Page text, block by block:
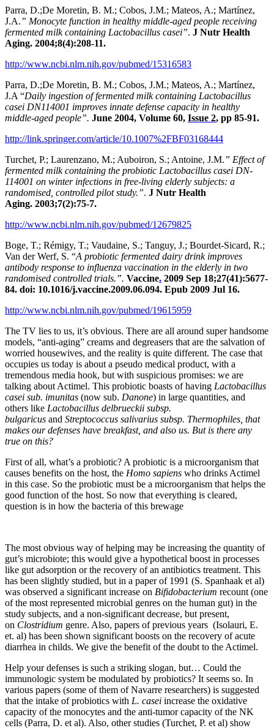
Parra, D.;De Moretin, B. M.; Cobos, J.M.; Mateos, A.; Martínez,
J.A.” Monocyte function in healthy middle-aged people receiving
fermented milk containing Lactobacillus casei”. J Nutr Health
Aging. 2004;8(4):208-11.
http://www.ncbi.nlm.nih.gov/pubmed/15316583
Parra, D.;De Moretin, B. M.; Cobos, J.M.; Mateos, A.; Martínez,
J.A “Daily ingestion of fermented milk containing Lactobacillus
casei DN114001 improves innate defense capacity in healthy
middle-aged people”. June 2004, Volume 60, Issue 2, pp 85-91.
http://link.springer.com/article/10.1007%2FBF03168444
Turchet, P.; Laurenzano, M.; Auboiron, S.; Antoine, J.M.” Effect of
fermented milk containing the probiotic Lactobacillus casei DN-
114001 on winter infections in free-living elderly subjects: a
randomised, controlled pilot study.”. J Nutr Health
Aging. 2003;7(2):75-7.
http://www.ncbi.nlm.nih.gov/pubmed/12679825
Boge, T.; Rémigy, T.; Vaudaine, S.; Tanguy, J.; Bourdet-Sicard, R.;
Van der Werf, S. “A probiotic fermented dairy drink improves
antibody response to influenza vaccination in the elderly in two
randomised controlled trials.”. Vaccine. 2009 Sep 18;27(41):5677-
84. doi: 10.1016/j.vaccine.2009.06.094. Epub 2009 Jul 16.
http://www.ncbi.nlm.nih.gov/pubmed/19615959
The TV lies to us, it’s obvious. There are all around super handsome
models, “anti-aging” creams and degreasers that are the salvation of
worried housewives, and the reality is quite different. The case that
occupies us today is about a pseudo medical product, with a
tremendous media hook, but with suspicious promises: we are
talking about Actimel. This probiotic boasts of having Lactobacillus
casei sub. imunitas (now sub. Danone) in large quantities, and
others like Lactobacillus delbrueckii subsp.
bulgaricus and Streptococcus salivarius subsp. Thermophiles, that
makes our defenses have breakfast, and also us. But is there any
true on this?
First of all, what’s a probiotic? A probiotic is a microorganism that
causes benefits on the host, the Homo sapiens who drinks Actimel
in this case. So the probiotic must be a microorganism that helps the
good function of the host. So now that everything is cleared,
question is in how the bacteria of this brewage
The most obvious way of helping may be increasing the quantity of
gut’s microbiote; this would give a hypothetical boost in processes
like gut adsorption or the recovery of an antibiotics treatment. This
has been slightly studied, but in a paper of 1991 (S. Spanhaak et al)
was observed a significant increase on Bifidobacterium recount (one
of the most represented microbial genres on the human gut) in the
study subjects, and a non-significant decrease, but present,
on Clostridium genre. Also, papers of previous years (Isolauri, E.
et. al) has been shown significant boosts on the recovery of acute
diarrhea in childs. We give the benefit of the doubt to the Actimel.
Help your defenses is such a striking slogan, but… Could the
immunologic system be modulated by probiotics? It seems so. In
various papers (some of them of Navarre researchers) is suggested
that the intake of probiotics with L. casei increase the oxidative
capacity of the monocytes and the anti-tumor capacity of the NK
cells (Parra, D. et al). Also, other studies (Turchet, P. et al) show